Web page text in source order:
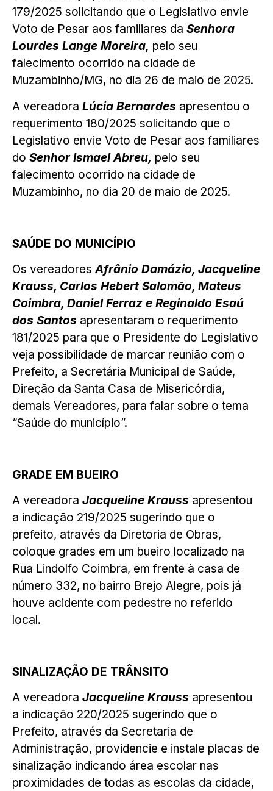
179/2025 solicitando que o Legislativo envie
Voto de Pesar aos familiares da Senhora
Lourdes Lange Moreira, pelo seu
falecimento ocorrido na cidade de
Muzambinho/MG, no dia 26 de maio de 2025.
A vereadora Lúcia Bernardes apresentou o
requerimento 180/2025 solicitando que o
Legislativo envie Voto de Pesar aos familiares
do Senhor Ismael Abreu, pelo seu
falecimento ocorrido na cidade de
Muzambinho, no dia 20 de maio de 2025.
SAÚDE DO MUNICÍPIO
Os vereadoresAfrânio Damázio, Jacqueline
Krauss, Carlos Hebert Salomão, Mateus
Coimbra, Daniel Ferraz e Reginaldo Esaú
dos Santos apresentaram o requerimento
181/2025 para que o Presidente do Legislativo
veja possibilidade de marcar reunião com o
Prefeito, a Secretária Municipal de Saúde,
Direção da Santa Casa de Misericórdia,
demais Vereadores, para falar sobre o tema
“Saúde do município”.
GRADE EM BUEIRO
A vereadora Jacqueline Krauss apresentou
a indicação 219/2025 sugerindo que o
prefeito, através da Diretoria de Obras,
coloque grades em um bueiro localizado na
Rua Lindolfo Coimbra, em frente à casa de
número 332, no bairro Brejo Alegre, pois já
houve acidente com pedestre no referido
local.
SINALIZAÇÃO DE TRÂNSITO
A vereadora Jacqueline Krauss apresentou
a indicação 220/2025 sugerindo que o
Prefeito, através da Secretaria de
Administração, providencie e instale placas de
sinalização indicando área escolar nas
proximidades de todas as escolas da cidade,